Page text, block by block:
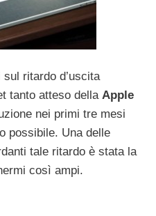
ritardo d’uscita
tanto atteso della Apple
nei primi tre mesi
possibile. Una delle
tale ritardo è stata la
così ampi.